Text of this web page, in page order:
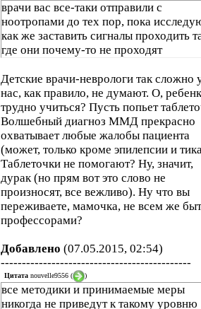
врачи вас все-таки отправили с
ноотропами до тех пор, пока
как же заставить сигналы проходить
где они почему-то не проходят
Детские врачи-неврологи так сложно
нас, как правило, не думают. О,
трудно учиться? Пусть попьет
Волшебный диагноз ММД прекрасно
охватывает любые жалобы пациента
(может, только кроме эпилепсии и
Таблеточки не помогают? Ну, значит,
дурак (но прям вот это слово не
произносят, все вежливо). Ну что вы
переживаете, мамочка, не всем же
профессорами?
Добавлено (07.05.2015, 02:54)
---------------------------------------------
Цитата nouvelle9556 ( )
все методики и принимаемые меры
никогда не приведут к такому уровню